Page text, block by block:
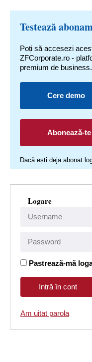
Testează
Poți să accesezi
ZFCorporate.ro -
premium de business.
Cere demo
Abonează-
Dacă ești deja abonat
Logare
Pastrează-mă
Am uitat parola